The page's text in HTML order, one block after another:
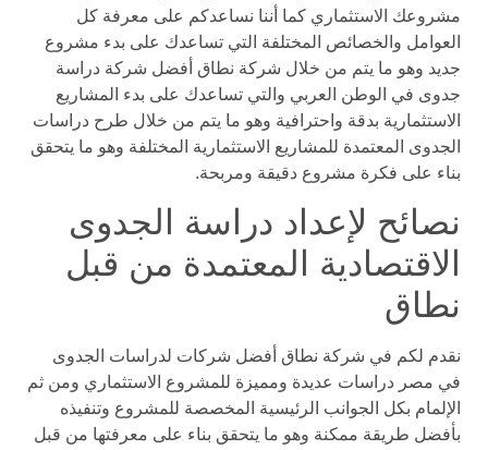
مشروعك الاستثماري كما أننا نساعدكم على معرفة كل
العوامل والخصائص المختلفة التي تساعدك على بدء مشروع
جديد وهو ما يتم من خلال شركة نطاق أفضل شركة دراسة
جدوى في الوطن العربي والتي تساعدك على بدء المشاريع
الاستثمارية بدقة واحترافية وهو ما يتم من خلال طرح دراسات
الجدوى المعتمدة للمشاريع الاستثمارية المختلفة وهو ما يتحقق
بناء على فكرة مشروع دقيقة ومربحة.
نصائح لإعداد دراسة الجدوى
الاقتصادية المعتمدة من قبل
نطاق
نقدم لكم في شركة نطاق أفضل شركات لدراسات الجدوى
في مصر دراسات عديدة ومميزة للمشروع الاستثماري ومن ثم
الإلمام بكل الجوانب الرئيسية المخصصة للمشروع وتنفيذه
بأفضل طريقة ممكنة وهو ما يتحقق بناء على معرفتها من قبل